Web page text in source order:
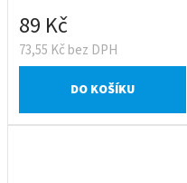
73,55 Kč bez DPH
89 Kč
DO KOŠÍKU